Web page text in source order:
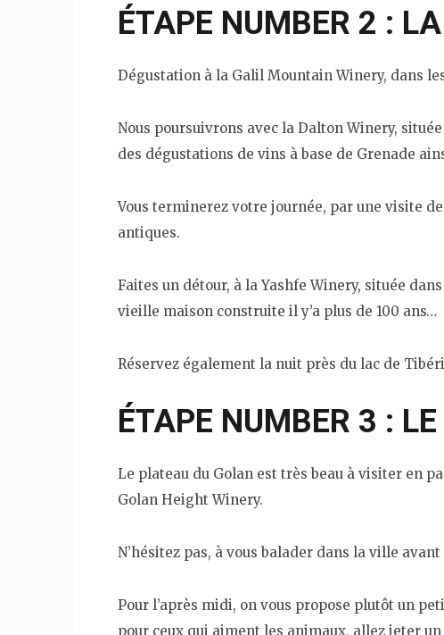
ÉTAPE NUMBER 2 :
Dégustation à la Galil Mountain Winery, dans
Nous poursuivrons avec la Dalton Winery,
des dégustations de vins à base de Grenade
Vous terminerez votre journée, par une visite
antiques.
Faites un détour, à la Yashfe Winery, située
vieille maison construite il y’a plus de 100 ans…
Réservez également la nuit près du lac de
ÉTAPE NUMBER 3 :
Le plateau du Golan est très beau à visiter en
Golan Height Winery.
N’hésitez pas, à vous balader dans la ville
Pour l’après midi, on vous propose plutôt un
pour ceux qui aiment les animaux, allez jeter